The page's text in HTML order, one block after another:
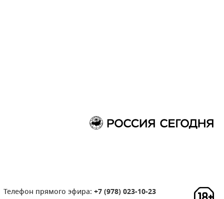
Телефон прямого эфира: +7 (978) 023-10-23